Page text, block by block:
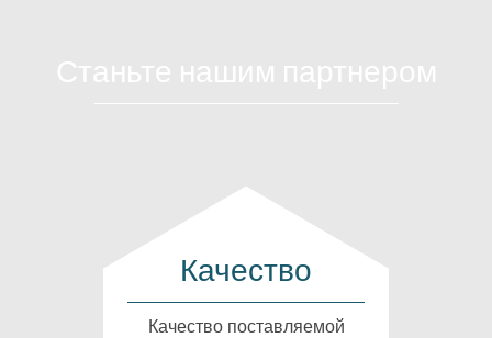
Качество
Качество поставляемой